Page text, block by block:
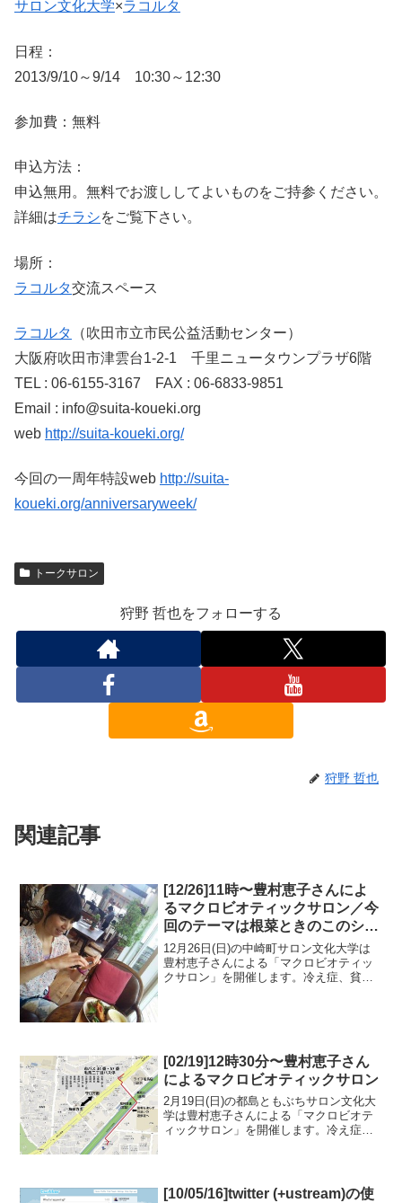
サロン文化大学×ラコルタ
日程：
2013/9/10～9/14 10:30～12:30
参加費：無料
申込方法：
申込無用。無料でお渡ししてよいものをご持参ください。
詳細はチラシをご覧下さい。
場所：
ラコルタ交流スペース
ラコルタ
（吹田市立市民公益活動センター）
大阪府吹田市津雲台1-2-1 千里ニュータウンプラザ6階
TEL : 06-6155-3167 FAX : 06-6833-9851
Email : info@suita-koueki.org
web http://suita-koueki.org/
今回の一周年特設web http://suita-
koueki.org/anniversaryweek/
トークサロン
狩野 哲也をフォローする
狩野 哲也
関連記事
[12/26]11時〜豊村恵子さんによ
るマクロビオティックサロン／今
回のテーマは根菜ときのこのシチ
ューです
12月26日(日)の中崎町サロン文化大学は
豊村恵子さんによる「マクロビオティッ
クサロン」を開催します。冷え症、貧血
[02/19]12時30分〜豊村恵子さん
によるマクロビオティックサロン
2月19日(日)の都島ともぶちサロン文化大
学は豊村恵子さんによる「マクロビオテ
ィックサロン」を開催します。冷え症、
[10/05/16]twitter (+ustream)の使